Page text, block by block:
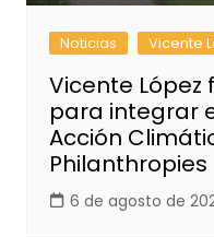
Noticias Vicente
Vicente López
para integrar
Acción
Philanthropies
6 de agosto de